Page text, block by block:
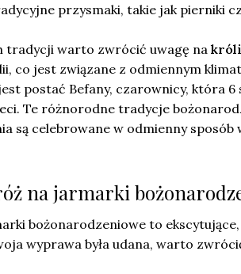
przysmaki, takie jak pierniki
tradycji warto zwrócić uwagę na
co jest związane z odmiennym
postać Befany, czarownicy, która
Te różnorodne tradycje
są celebrowane w odmienny sposób
na jarmarki
bożonarodzeniowe to ekscytujące,
wyprawa była udana, warto